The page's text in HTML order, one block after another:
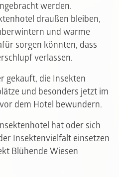
werden.
draußen bleiben,
und warme
sorgen könnten, dass
verlassen.
gekauft, die Insekten
und besonders jetzt im
dem Hotel bewundern.
hat oder sich
Insektenvielfalt einsetzen
Blühende Wiesen